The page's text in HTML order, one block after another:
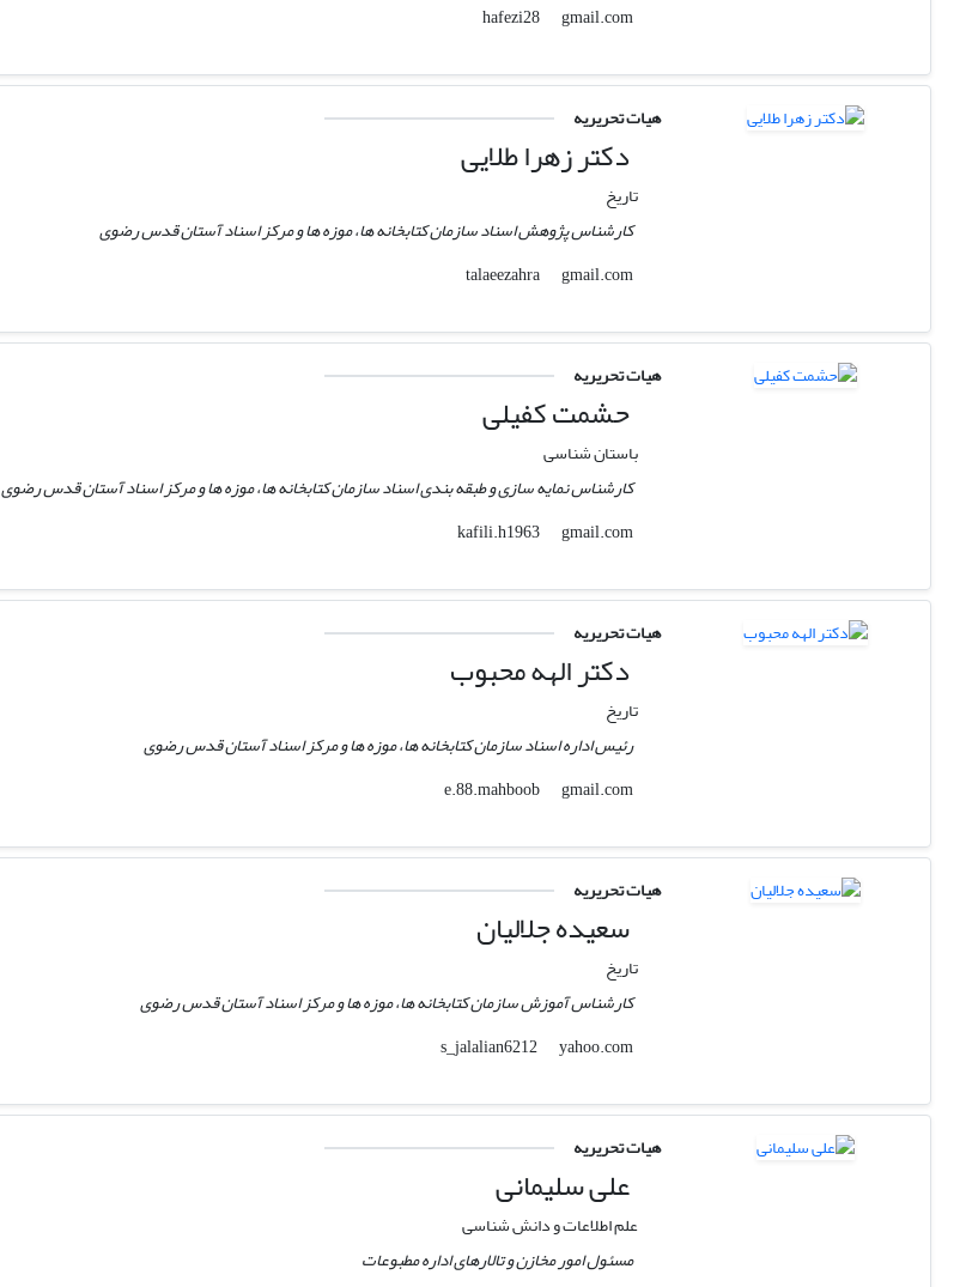
hafezi28
gmail.com
هیات تحریریه
دکتر زهرا طلایی
تاریخ
کارشناس پژوهش اسناد سازمان کتابخانه ها، موزه ها و مرکز اسناد آستان قدس رضوی
talaeezahra
gmail.com
هیات تحریریه
حشمت کفیلی
باستان شناسی
کارشناس نمایه سازی و طبقه بندی اسناد سازمان کتابخانه ها، موزه ها و مرکز اسناد آستان قدس رضوی
kafili.h1963
gmail.com
هیات تحریریه
دکتر الهه محبوب
تاریخ
رئیس اداره اسناد سازمان کتابخانه ها، موزه ها و مرکز اسناد آستان قدس رضوی
e.88.mahboob
gmail.com
هیات تحریریه
سعیده جلالیان
تاریخ
کارشناس آموزش سازمان کتابخانه ها، موزه ها و مرکز اسناد آستان قدس رضوی
s_jalalian6212
yahoo.com
هیات تحریریه
علی سلیمانی
علم اطلاعات و دانش شناسی
مسئول امور مخازن و تالارهای اداره مطبوعات